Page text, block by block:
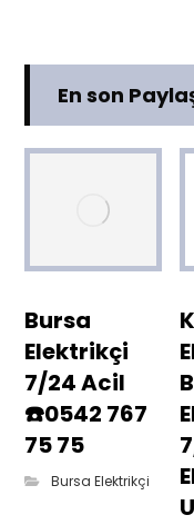
En son
Bursa
Elektrikçi
7/24 Acil
☎️0542 767
75 75
Bursa Elektrikçi